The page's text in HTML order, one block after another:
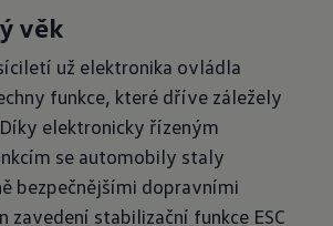
věk
už elektronika ovládla
funkce, které dříve záležely
elektronicky řízeným
se automobily staly
bezpečnějšími dopravními
zavedení stabilizační funkce ESC